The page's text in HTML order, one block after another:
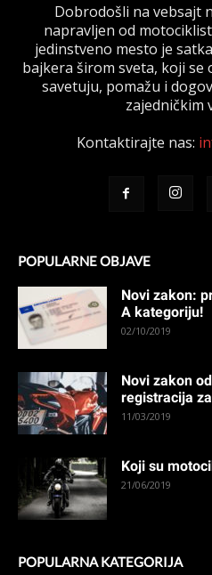
Dobrodošli na vebsajt
napravljen od
jedinstveno mesto je
bajkera širom sveta, koji se
savetuju, pomažu i
zajedničkim
Kontaktirajte nas:
POPULARNE OBJAVE
Novi zakon:
A kategoriju!
02/10/2019
Novi zakon
registracija
11/03/2019
Koji su
21/06/2019
POPULARNA KATEGORIJA